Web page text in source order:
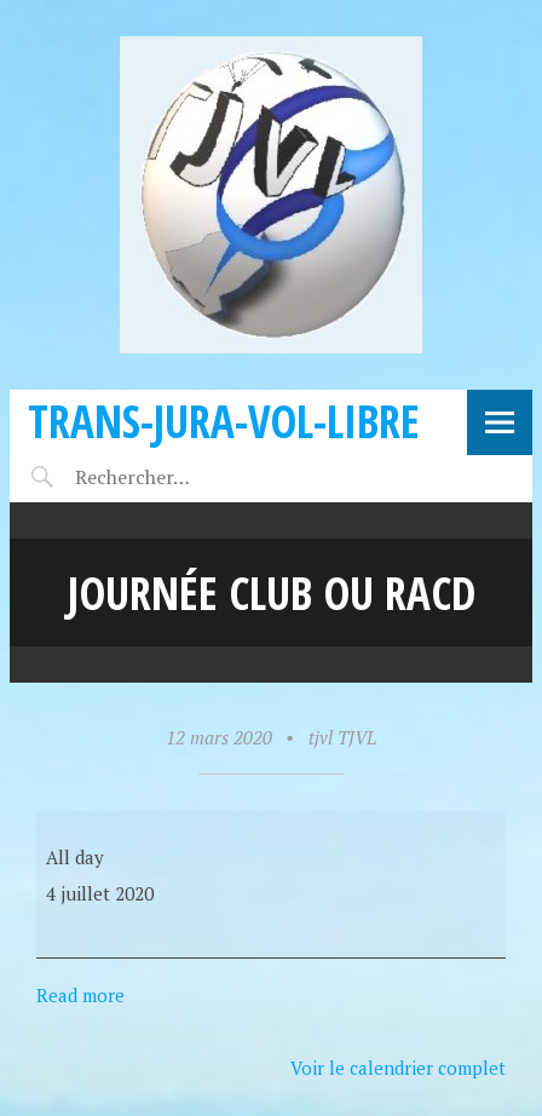
TRANS-JURA-VOL-LIBRE
JOURNÉE CLUB OU RACD
12 mars 2020 • tjvl TJVL
All day
4 juillet 2020
Read more
Voir le calendrier complet